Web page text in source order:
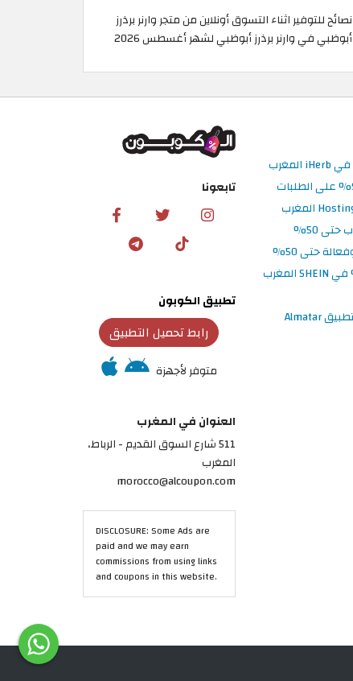
نصائح للتوفير اثناء التسوق أونلاين من متجر وارنر برذرز
أبوظبي في وارنر برذرز أبوظبي لشهر أغسطس 2026
تابعونا
تطبيق الكوبون
رابط تحميل التطبيق
متوفر لأجهزة
العنوان في المغرب
511 شارع السوق القديم - الرباط،
المغرب
morocco@alcoupon.com
DISCLOSURE: Some Ads are
paid and we may earn
commissions from using links
and coupons in this website.